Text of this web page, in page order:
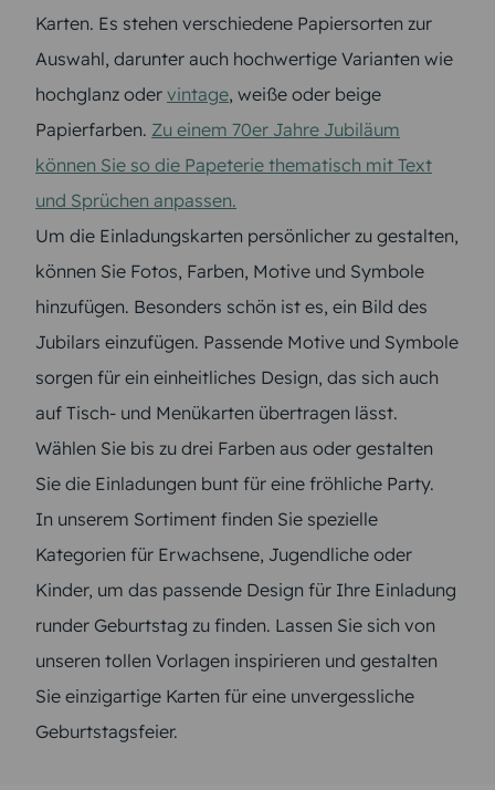
Karten. Es stehen verschiedene Papiersorten zur
Auswahl, darunter auch hochwertige Varianten wie
hochglanz oder vintage, weiße oder beige
Papierfarben. Zu einem 70er Jahre Jubiläum
können Sie so die Papeterie thematisch mit Text
und Sprüchen anpassen.
Um die Einladungskarten persönlicher zu gestalten,
können Sie Fotos, Farben, Motive und Symbole
hinzufügen. Besonders schön ist es, ein Bild des
Jubilars einzufügen. Passende Motive und Symbole
sorgen für ein einheitliches Design, das sich auch
auf Tisch- und Menükarten übertragen lässt.
Wählen Sie bis zu drei Farben aus oder gestalten
Sie die Einladungen bunt für eine fröhliche Party.
In unserem Sortiment finden Sie spezielle
Kategorien für Erwachsene, Jugendliche oder
Kinder, um das passende Design für Ihre Einladung
runder Geburtstag zu finden. Lassen Sie sich von
unseren tollen Vorlagen inspirieren und gestalten
Sie einzigartige Karten für eine unvergessliche
Geburtstagsfeier.